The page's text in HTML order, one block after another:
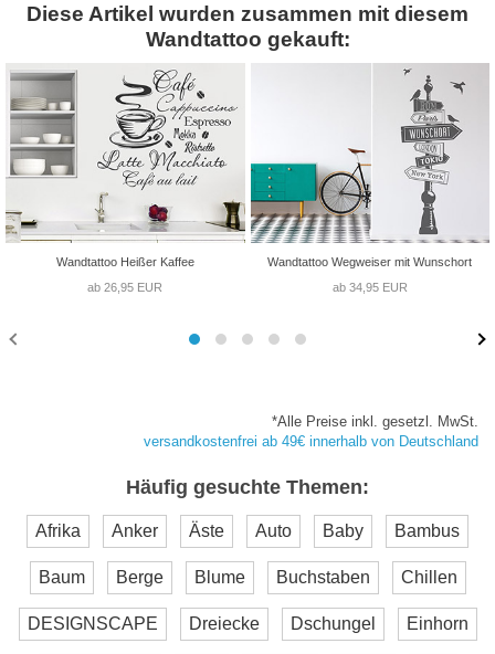
Diese Artikel wurden zusammen mit diesem
Wandtattoo gekauft:
Wandtattoo Heißer Kaffee
ab 26,95 EUR
Wandtattoo Wegweiser mit Wunschort
ab 34,95 EUR
*Alle Preise inkl. gesetzl. MwSt.
versandkostenfrei ab 49€ innerhalb von Deutschland
Häufig gesuchte Themen:
Afrika Anker Äste Auto Baby Bambus
Baum Berge Blume Buchstaben Chillen
DESIGNSCAPE Dreiecke Dschungel Einhorn